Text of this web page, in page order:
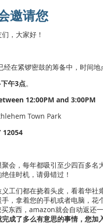
邀请您
，大家好！
在紧锣密鼓的筹备中，时间地
午3点。
12:00PM and 3:00PM
Town Park
12054
会，每年都吸引至少四百多名
佳时机，请毋错过！
工们都在挠着头皮，看着华社
，拿着您的手机或者电脑，
东西，amazon就会自动返还
成了多么有意思的事情，您加